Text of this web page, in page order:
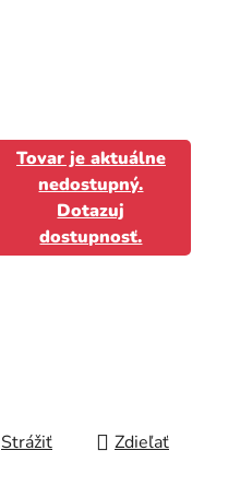
Tovar je aktuálne
nedostupný.
Dotazuj
dostupnosť.
Strážiť Zdieľať